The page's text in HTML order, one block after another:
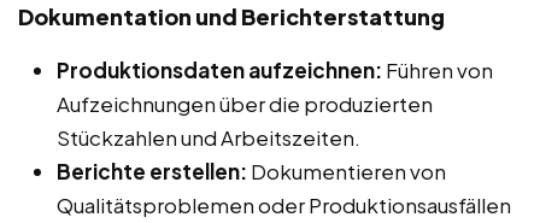
Dokumentation und Berichterstattung
Produktionsdaten aufzeichnen: Führen von
Aufzeichnungen über die produzierten
Stückzahlen und Arbeitszeiten.
Berichte erstellen: Dokumentieren von
Qualitätsproblemen oder Produktionsausfällen